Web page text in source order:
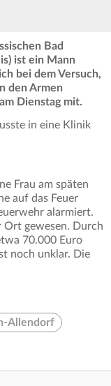
Bad
ist ein Mann
bei dem Versuch,
den Armen
Dienstag mit.
in eine Klinik
Frau am späten
auf das Feuer
alarmiert.
Ort gewesen. Durch
70.000 Euro
noch unklar. Die
Allendorf